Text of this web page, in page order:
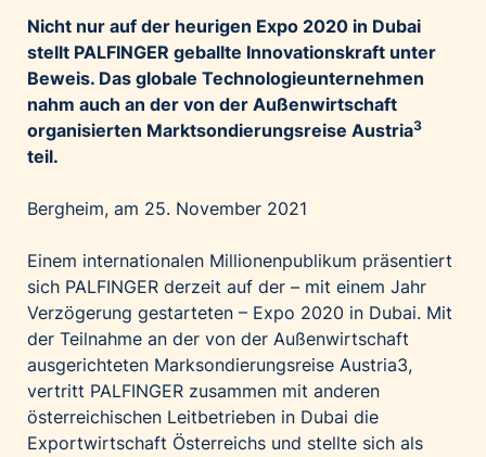
Ökopharm
Palfinger AG
Polestar
REXEL Austria
Starbucks
Tante Fanny
Vollpension
win2day
Wolt
Kontakt
Nicht nur auf der heurigen Expo 2020 in Dubai
stellt PALFINGER geballte Innovationskraft unter
Beweis. Das globale Technologieunternehmen
nahm auch an der von der Außenwirtschaft
organisierten Marktsondierungsreise Austria3
teil.
Bergheim, am 25. November 2021
Einem internationalen Millionenpublikum präsentiert
sich PALFINGER derzeit auf der – mit einem Jahr
Verzögerung gestarteten – Expo 2020 in Dubai. Mit
der Teilnahme an der von der Außenwirtschaft
ausgerichteten Marksondierungsreise Austria3,
vertritt PALFINGER zusammen mit anderen
österreichischen Leitbetrieben in Dubai die
Exportwirtschaft Österreichs und stellte sich als